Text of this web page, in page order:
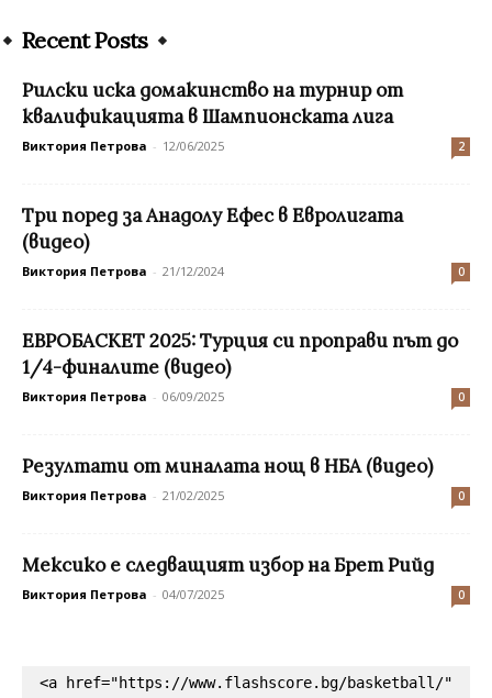
Recent Posts
Рилски иска домакинство на турнир от
квалификацията в Шампионската лига
Виктория Петрова - 12/06/2025 2
Три поред за Анадолу Ефес в Евролигата
(видео)
Виктория Петрова - 21/12/2024 0
ЕВРОБАСКЕТ 2025: Турция си проправи път до
1/4-финалите (видео)
Виктория Петрова - 06/09/2025 0
Резултати от миналата нощ в НБА (видео)
Виктория Петрова - 21/02/2025 0
Мексико е следващият избор на Брет Рийд
Виктория Петрова - 04/07/2025 0
<a href="https://www.flashscore.bg/basketball/"